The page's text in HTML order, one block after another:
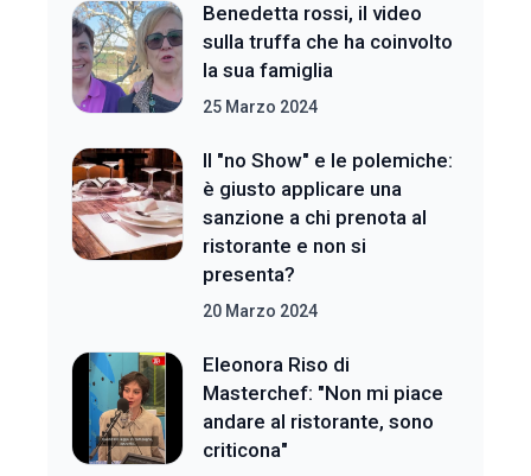
Benedetta rossi, il video
sulla truffa che ha coinvolto
la sua famiglia
25 Marzo 2024
Il "no Show" e le polemiche:
è giusto applicare una
sanzione a chi prenota al
ristorante e non si
presenta?
20 Marzo 2024
Eleonora Riso di
Masterchef: "Non mi piace
andare al ristorante, sono
criticona"